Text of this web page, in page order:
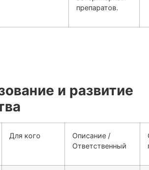
препаратов.
и развитие
Для кого
Описание /
Ответственный